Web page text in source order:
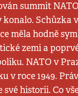
summit
konalo. Schůzka
měla hodně
zemi a poprvé
NATO v
v roce 1949.
historii. Co